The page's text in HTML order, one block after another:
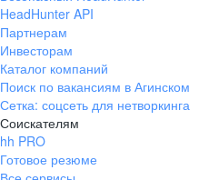
HeadHunter API
Партнерам
Инвесторам
Каталог компаний
Поиск по вакансиям в Агинском
Сетка: соцсеть для нетворкинга
Соискателям
hh PRO
Готовое резюме